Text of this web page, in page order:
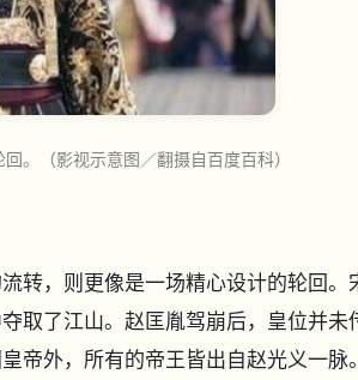
。（影视示意图／翻摄自百度百科）
转，则更像是一场精心设计的轮回。
取了江山。赵匡胤驾崩后，皇位并未
帝外，所有的帝王皆出自赵光义一脉